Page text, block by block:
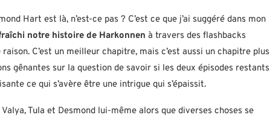
Hart est là, n’est-ce pas ? C’est ce que j’ai suggéré dans mon
notre histoire de Harkonnen à travers des flashbacks
C’est un meilleur chapitre, mais c’est aussi un chapitre plus
gênantes sur la question de savoir si les deux épisodes restants
ce qui s’avère être une intrigue qui s’épaissit.
Tula et Desmond lui-même alors que diverses choses se